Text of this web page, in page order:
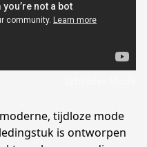
tijdloze mode
is ontworpen